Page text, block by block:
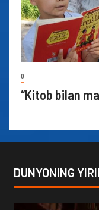
0
“Kitob bilan
DUNYONING